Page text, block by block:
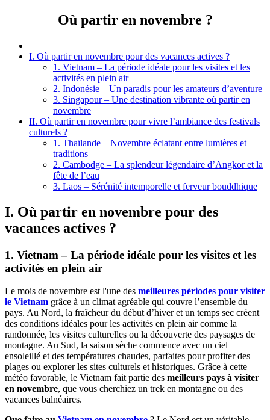
Où partir en novembre ?
I. Où partir en novembre pour des vacances actives ?
1. Vietnam – La période idéale pour les visites et les
activités en plein air
2. Indonésie – Un paradis pour les amateurs d’aventure
3. Singapour – Une destination vibrante où partir en
novembre
II. Où partir en novembre pour vivre l’ambiance des festivals
culturels ?
1. Thaïlande – Novembre éclatant entre lumières et
traditions
2. Cambodge – La splendeur légendaire d’Angkor et la
fête de l’eau
3. Laos – Sérénité intemporelle et ferveur bouddhique
I. Où partir en novembre pour des
vacances actives ?
1. Vietnam – La période idéale pour les visites et les
activités en plein air
Le mois de novembre est l'une des meilleures périodes pour visiter
le Vietnam grâce à un climat agréable qui couvre l’ensemble du
pays. Au Nord, la fraîcheur du début d’hiver et un temps sec créent
des conditions idéales pour les activités en plein air comme la
randonnée, les visites culturelles ou la découverte des paysages de
montagne. Au Sud, la saison sèche commence avec un ciel
ensoleillé et des températures chaudes, parfaites pour profiter des
plages ou explorer les sites culturels et historiques. Grâce à cette
météo favorable, le Vietnam fait partie des meilleurs pays à visiter
en novembre, que vous cherchiez un trek en montagne ou des
vacances balnéaires.